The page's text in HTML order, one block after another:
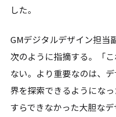
した。
GMデジタルデザイン担
次のように指摘する。「
ない。より重要なのは、
界を探索できるようにな
すらできなかった大胆な